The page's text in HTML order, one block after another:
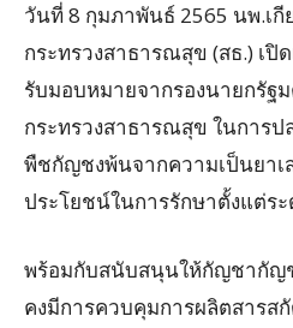
วันที่ 8 กุมภาพันธ์ 2565 นพ.เกี
กระทรวงสาธารณสุข (สธ.) เปิ
รับมอบหมายจากรองนายกรัฐ
กระทรวงสาธารณสุข ในการ
พืชกัญชงพ้นจากความเป็นยาเ
ประโยชน์ในการรักษาตั้งแต่ร
พร้อมกับสนับสนุนให้กัญชากัญ
คงมีการควบคุมการผลิตสาร